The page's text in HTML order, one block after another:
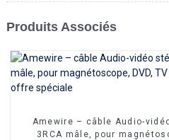
Produits Associés
Amewire – câble Audio-
3RCA mâle, pour